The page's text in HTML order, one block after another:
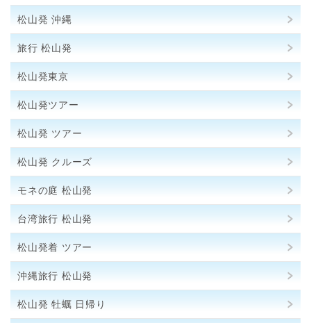
松山発 沖縄
旅行 松山発
松山発東京
松山発ツアー
松山発 ツアー
松山発 クルーズ
モネの庭 松山発
台湾旅行 松山発
松山発着 ツアー
沖縄旅行 松山発
松山発 牡蠣 日帰り